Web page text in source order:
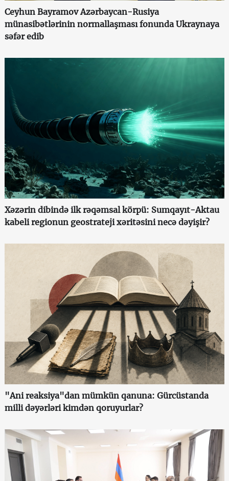
Ceyhun Bayramov Azərbaycan-Rusiya
münasibətlərinin normallaşması fonunda Ukraynaya
səfər edib
Xəzərin dibində ilk rəqəmsal körpü: Sumqayıt-Aktau
kabeli regionun geostrateji xəritəsini necə dəyişir?
"Ani reaksiya"dan mümkün qanuna: Gürcüstanda
milli dəyərləri kimdən qoruyurlar?